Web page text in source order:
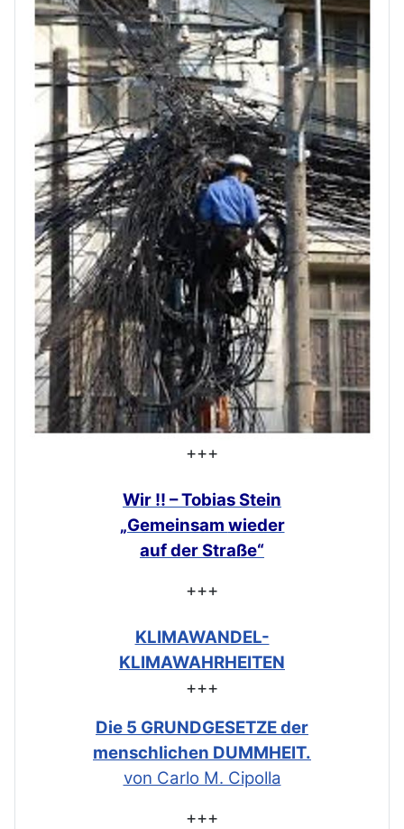
+++
Wir !! – Tobias Stein
„Gemeinsam wieder
auf der Straße“
+++
KLIMAWANDEL-
KLIMAWAHRHEITEN
+++
Die 5 GRUNDGESETZE der
menschlichen DUMMHEIT.
von Carlo M. Cipolla
+++